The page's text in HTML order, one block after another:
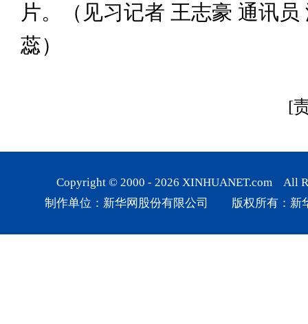
片。（见习记者 王志豪 通讯员
蕊）
[
Copyright © 2000 - 2026 XINHUANET.com All
制作单位：新华网股份有限公司 版权所有：新